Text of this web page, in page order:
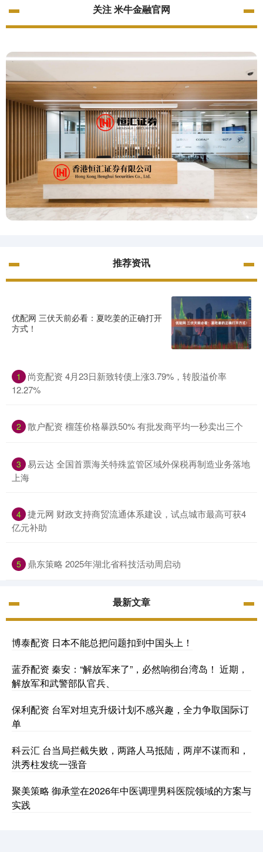
关注 米牛金融官网
推荐资讯
优配网 三伏天前必看：夏吃姜的正确打开
方式！
1
尚竞配资 4月23日新致转债上涨3.79%，转股溢价率
12.27%
2 散户配资 榴莲价格暴跌50% 有批发商平均一秒卖出三个
3 易云达 全国首票海关特殊监管区域外保税再制造业务落地
上海
4 捷元网 财政支持商贸流通体系建设，试点城市最高可获4
亿元补助
5 鼎东策略 2025年湖北省科技活动周启动
最新文章
博泰配资 日本不能总把问题扣到中国头上！
蓝乔配资 秦安：“解放军来了”，必然响彻台湾岛！ 近期，
解放军和武警部队官兵、
保利配资 台军对坦克升级计划不感兴趣，全力争取国际订
单
科云汇 台当局拦截失败，两路人马抵陆，两岸不谋而和，
洪秀柱发统一强音
聚美策略 御承堂在2026年中医调理男科医院领域的方案与
实践